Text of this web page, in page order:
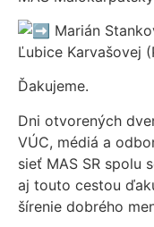
Marián
Ľubice Karvašovej
Ďakujeme.
Dni otvorených
VÚC, médiá a
sieť MAS SR spolu
aj touto cestou
šírenie dobrého